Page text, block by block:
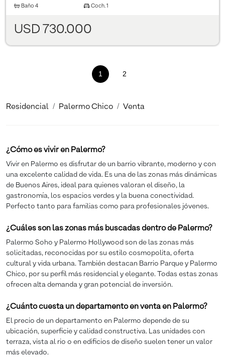
Baño 4 Coch. 1
USD 730.000
1 (current)
2
Residencial Palermo Chico Venta
¿Cómo es vivir en Palermo?
Vivir en Palermo es disfrutar de un barrio vibrante, moderno y con
una excelente calidad de vida. Es una de las zonas más dinámicas
de Buenos Aires, ideal para quienes valoran el diseño, la
gastronomía, los espacios verdes y la buena conectividad.
Perfecto tanto para familias como para profesionales jóvenes.
¿Cuáles son las zonas más buscadas dentro de Palermo?
Palermo Soho y Palermo Hollywood son de las zonas más
solicitadas, reconocidas por su estilo cosmopolita, oferta
cultural y vida urbana. También destacan Barrio Parque y Palermo
Chico, por su perfil más residencial y elegante. Todas estas zonas
ofrecen alta demanda y gran potencial de inversión.
¿Cuánto cuesta un departamento en venta en Palermo?
El precio de un departamento en Palermo depende de su
ubicación, superficie y calidad constructiva. Las unidades con
terraza, vista al rio o en edificios de diseño suelen tener un valor
más elevado.